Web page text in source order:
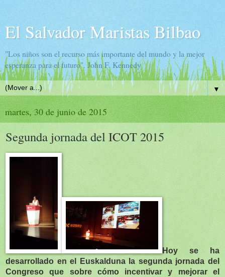
El Salvador Maristas Bilbao
"Los niños son el recurso más importante del mundo y la mejor
esperanza para el futuro". John F. Kennedy
▼
martes, 30 de junio de 2015
Segunda jornada del ICOT 2015
Hoy se ha
desarrollado en el Euskalduna la segunda jornada del
Congreso que sobre cómo incentivar y mejorar el